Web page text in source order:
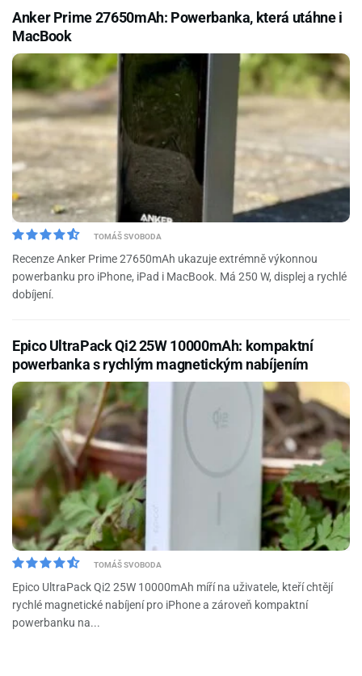
Anker Prime 27650mAh: Powerbanka, která utáhne i
MacBook
TOMÁŠ SVOBODA
Recenze Anker Prime 27650mAh ukazuje extrémně výkonnou
powerbanku pro iPhone, iPad i MacBook. Má 250 W, displej a rychlé
dobíjení.
Epico UltraPack Qi2 25W 10000mAh: kompaktní
powerbanka s rychlým magnetickým nabíjením
TOMÁŠ SVOBODA
Epico UltraPack Qi2 25W 10000mAh míří na uživatele, kteří chtějí
rychlé magnetické nabíjení pro iPhone a zároveň kompaktní
powerbanku na...